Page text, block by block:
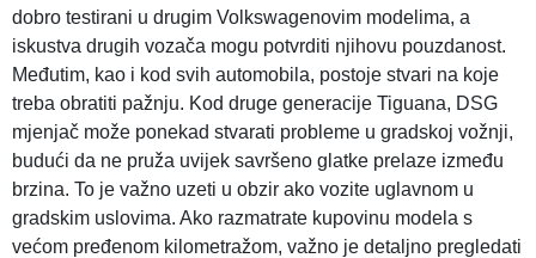
dobro testirani u drugim Volkswagenovim modelima, a
iskustva drugih vozača mogu potvrditi njihovu pouzdanost.
Međutim, kao i kod svih automobila, postoje stvari na koje
treba obratiti pažnju. Kod druge generacije Tiguana, DSG
mjenjač može ponekad stvarati probleme u gradskoj vožnji,
budući da ne pruža uvijek savršeno glatke prelaze između
brzina. To je važno uzeti u obzir ako vozite uglavnom u
gradskim uslovima. Ako razmatrate kupovinu modela s
većom pređenom kilometražom, važno je detaljno pregledati